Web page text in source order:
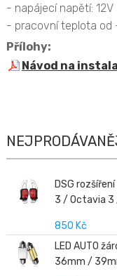
- napájecí napětí: 12V
- pracovní teplota od
Přílohy:
Návod na
DSG
3 / Octavia 3
850 Kč
LED AUTO
36mm /